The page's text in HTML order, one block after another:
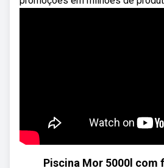
Piscina Mor 5000l com